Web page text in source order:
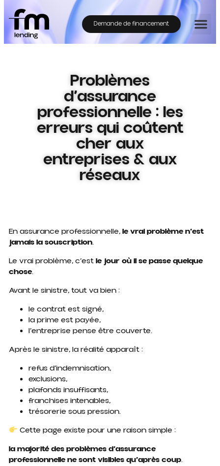
Demande de financement
Problèmes
d’assurance
professionnelle : les
erreurs qui coûtent
cher aux
entreprises & aux
réseaux
En assurance professionnelle,le vrai problème n’est
jamais la souscription.
Le vrai problème, c’estle jour où il se passe quelque
chose.
Avant le sinistre, tout va bien :
le contrat est signé,
la prime est payée,
l’entreprise pense être couverte.
Après le sinistre, la réalité apparaît :
refus d’indemnisation,
exclusions,
plafonds insuffisants,
franchises intenables,
trésorerie sous pression.
Cette page existe pour une raison simple :
la majorité des problèmes d’assurance
professionnelle ne sont visibles qu’après coup.